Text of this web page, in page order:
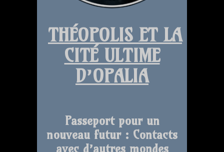
THÉOPOLIS ET LA
CITÉ ULTIME
D’OPALIA
Passeport pour un
nouveau futur : Contacts
avec d’autres mondes